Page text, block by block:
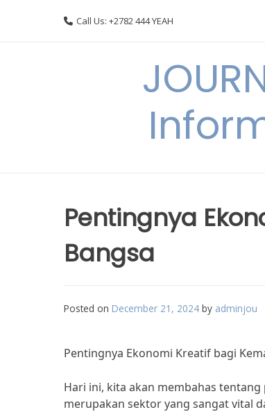
Call Us: +2782 444 YEAH
Pentingnya
Bangsa
Posted on December 21, 2024 by adminjou
Pentingnya Ekonomi Kreatif bagi
Hari ini, kita akan membahas
merupakan sektor yang sangat vital